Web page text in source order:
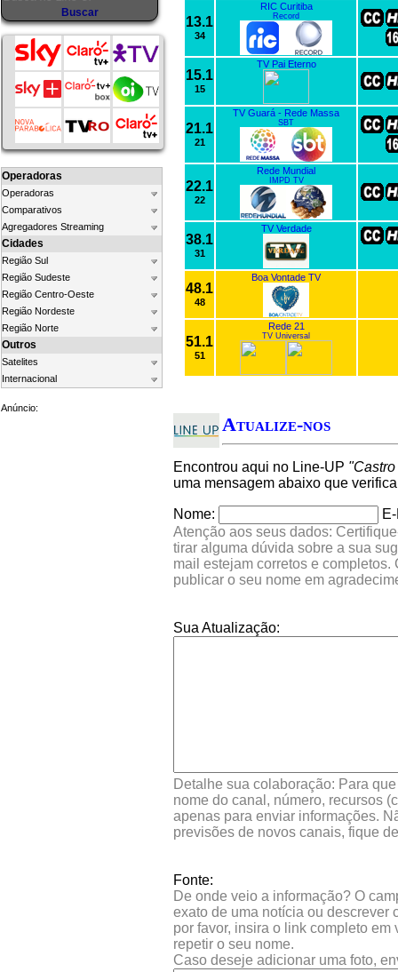
Operadoras
Operadoras
Comparativos
Agregadores Streaming
Cidades
Região Sul
Região Sudeste
Região Centro-Oeste
Região Nordeste
Região Norte
Outros
Satelites
Internacional
Anúncio:
13.1
34
RIC Curitiba
Record
15.1
15
TV Pai Eterno
21.1
21
TV Guará - Rede Massa
SBT
22.1
22
Rede Mundial
IMPD TV
38.1
31
TV Verdade
48.1
48
Boa Vontade TV
51.1
51
Rede 21
TV Universal
Atualize-nos
Encontrou aqui no Line-UP
uma mensagem abaixo que
Nome:
Atenção aos seus dados:
tirar alguma dúvida sobre a sua
mail estejam corretos e
publicar o seu nome em
Sua Atualização:
Detalhe sua colaboração: Para
nome do canal, número, recursos
apenas para enviar informações.
previsões de novos canais, fique
Fonte:
De onde veio a informação? O
exato de uma notícia ou descrever
por favor, insira o link completo
repetir o seu nome.
Caso deseje adicionar uma foto,